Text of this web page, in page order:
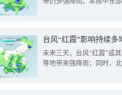
台风“红霞”影响持续
未来三天，台风“红霞”或
等地带来强降雨；同时，